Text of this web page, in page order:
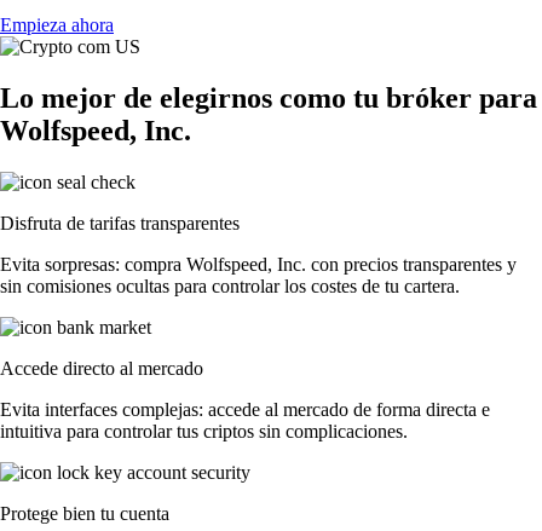
Empieza ahora
Lo mejor de elegirnos como tu bróker para
Wolfspeed, Inc.
Disfruta de tarifas transparentes
Evita sorpresas: compra Wolfspeed, Inc. con precios transparentes y
sin comisiones ocultas para controlar los costes de tu cartera.
Accede directo al mercado
Evita interfaces complejas: accede al mercado de forma directa e
intuitiva para controlar tus criptos sin complicaciones.
Protege bien tu cuenta